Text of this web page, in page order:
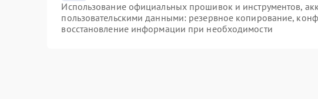
Использование официальных прошивок и инструментов,
пользовательскими данными: резервное копирование,
восстановление информации при необходимости